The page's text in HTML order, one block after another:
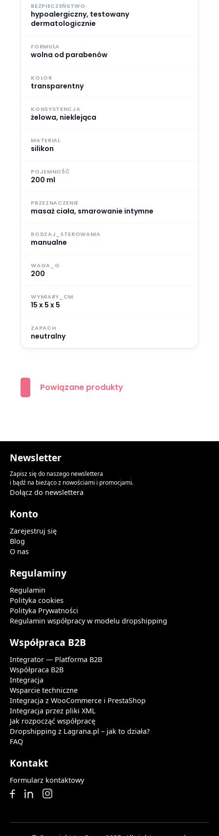
BEZPIECZEŃSTWO
hypoalergiczny, testowany
dermatologicznie
FORMUŁA
wolna od parabenów
KOLOR
transparentny
KONSYSTENCJA
żelowa, nieklejąca
MATERIAL
silikon
POJEMNOŚĆ
200 ml
PRZEZNACZENIE
masaż ciała, smarowanie intymne
RODZAJ_STEROWANIA
manualne
WAGA_G
200
WYMIARY_CM
15 x 5 x 5
ZAPACH
neutralny
Powiązane produkty
Newsletter
Zapisz się do naszego newslettera
i bądź na bieżąco z nowościami i promocjami.
Dołącz do newslettera
Konto
Zarejestruj się
Blog
O nas
Regulaminy
Regulamin
Polityka cookies
Polityka Prywatności
Regulamin współpracy w modelu dropshipping
Współpraca B2B
Integrator — Platforma B2B
Współpraca B2B
Integracja
Wsparcie techniczne
Integracja z WooCommerce i PrestaShop
Integracja przez pliki XML
Jak rozpocząć współpracę
Dropshipping z Lagrana.pl – jak to działa?
FAQ
Kontakt
Formularz kontaktowy